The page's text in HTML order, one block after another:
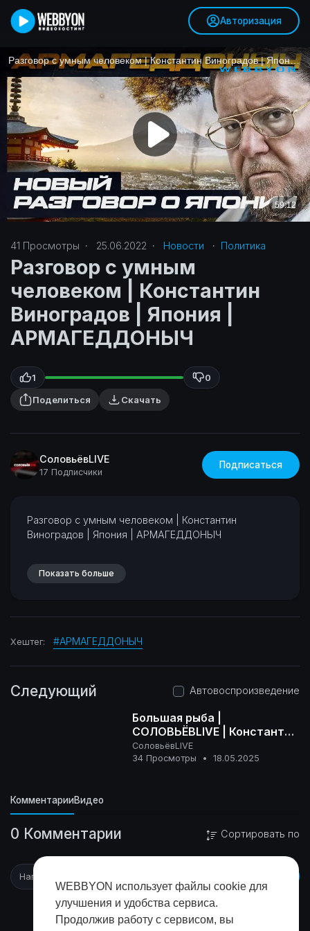
WEBBYON использует файлы cookie для
улучшения и удобства сервиса.
Продолжив работу с сервисом, вы
Авторизация
41 Просмотры · 25.06.2022 · Новости · Политика‎
Разговор с умным
человеком | Константин
Виноградов | Япония |
АРМАГЕДДОНЫЧ
1
0
Поделиться
Скачать
СоловьёвLIVE
17 Подписчики
Подписаться
⁣Разговор с умным человеком | Константин
Виноградов | Япония | АРМАГЕДДОНЫЧ
Показать больше
Хештег: #АРМАГЕДДОНЫЧ
Следующий Автовоспроизведение
Большая рыба |
СОЛОВЬЁВLIVE | Константин
Рыжак | 17 мая 2025 года
СоловьёвLIVE
34 Просмотры
• 18.05.2025
КомментарииВидео
0 Комментарии Сортировать по